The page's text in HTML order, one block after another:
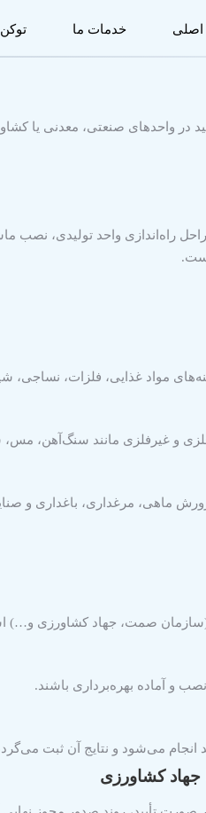
خدمات ما
در واحدهای صنعتی، معدنی یا
راه‌اندازی واحد تولیدی،
مواد غذایی، فلزات،
فلزی و غیرفلزی مانند سنگ‌آهن،
ماهی، مرغداری، باغداری و
(سازمان صمت، جهاد کشاورزی و…)
و آماده بهره‌برداری باشند.
انجام می‌شود و نتایج آن ثبت